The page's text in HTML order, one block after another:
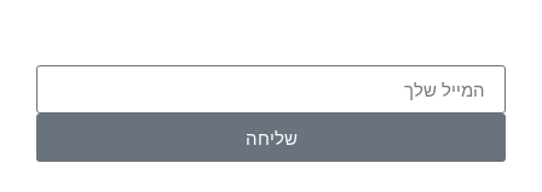
שליחה